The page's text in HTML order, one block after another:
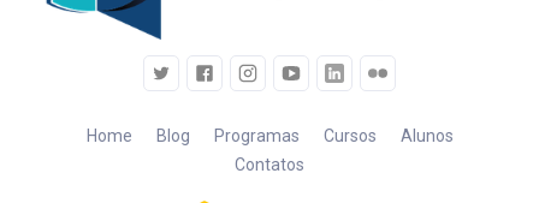
Home Blog Programas Cursos
Alunos
Contatos